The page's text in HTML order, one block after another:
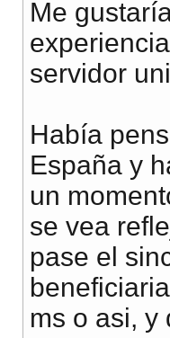
Me
servidor
Había
España y
un
se vea
pase el
ms o asi, y